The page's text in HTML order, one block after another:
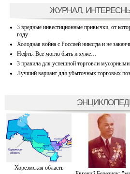
ЖУРНАЛ,
3 вредные инвестиционные привычки, от
году
Холодная война с Россией никогда и не
Нефть: Все могло быть и хуже…
3 правила для успешной торговли
Лучший вариант для убыточных торговых
Хорезмская область